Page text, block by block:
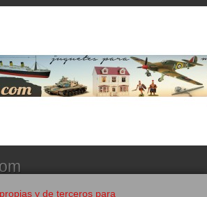
y de terceros para